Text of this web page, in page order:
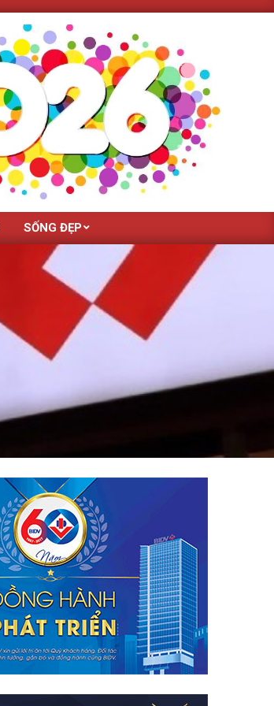
SỐNG ĐẸP